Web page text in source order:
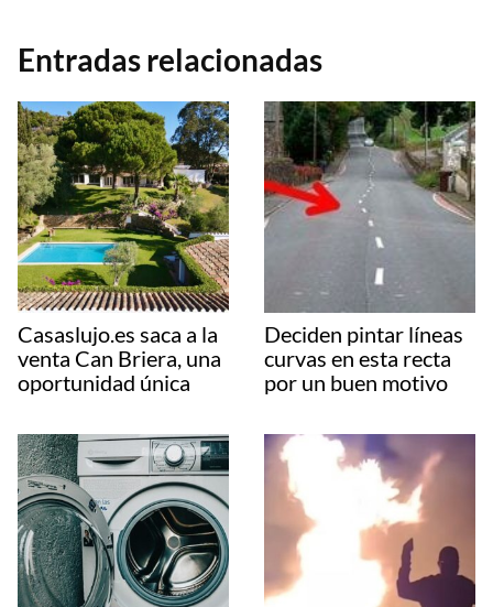
Entradas relacionadas
Casaslujo.es saca a la
venta Can Briera, una
oportunidad única
Deciden pintar líneas
curvas en esta recta
por un buen motivo